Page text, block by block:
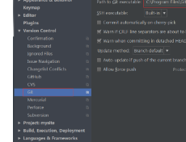
IDEA Git 实战步骤
IDEA 配置 Git
IDEA 配置 GitHub
IDEA 配置 Gitee